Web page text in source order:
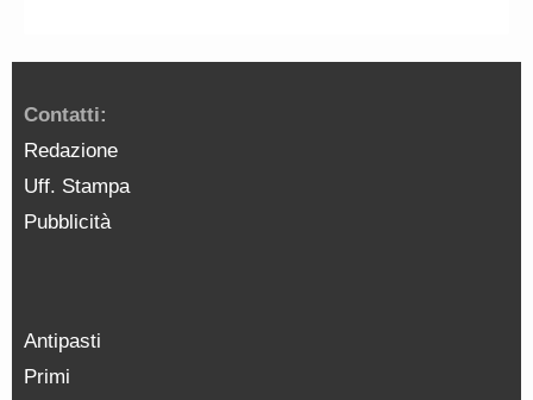
Contatti:
Redazione
Uff. Stampa
Pubblicità
Antipasti
Primi